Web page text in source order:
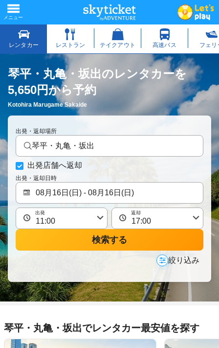
琴平・丸亀・坂出のレンタカーを
5,650円から予約
Kotohira Marugame Sakaide
出発・返却場所
琴平・丸亀・坂出
出発店舗へ返却
出発・返却日時
出発 返却
検索する
絞り込み
琴平・丸亀・坂出でレンタカー最安値を探す